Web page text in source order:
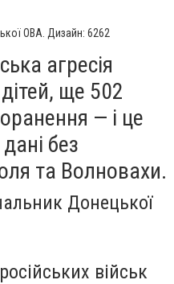
ОВА. Дизайн: 6262
агресія
ще 502
— і це
без
та Волновахи.
Донецької
військ